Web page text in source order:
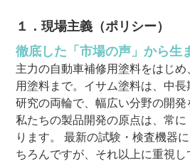
１．現場主義（ポリシー）
徹底した「市場の声」から生
主力の自動車補修用塗料をはじめ
用塗料まで。イサム塗料は、中
研究の両輪で、幅広い分野の開発
私たちの製品開発の原点は、常
ります。 最新の試験・検査機器
ちろんですが、それ以上に重視